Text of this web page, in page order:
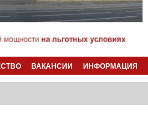
ВАКАНСИИ ИНФОРМАЦИЯ